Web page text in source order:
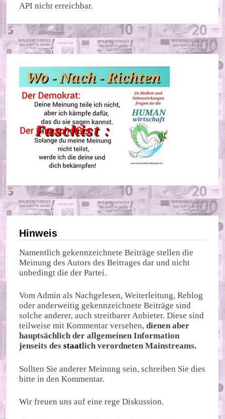
API nicht erreichbar.
Hinweis
Namentlich gekennzeichnete Beiträge stellen die
Meinung des Autors des Beitrages dar und nicht
unbedingt die der Partei.
Vom Admin als Nachgelesen, Weiterleitung, Reblog
oder anderweitig gekennzeichnete Beiträge sind
solche anderer, auch streitbarer Anbieter. Diese sind
teilweise mit Kommentar versehen,dienen aber
hauptsächlich der allgemeinen Information
jenseits desstaatlich verordneten Mainstreams.
Sollten Sie anderer Meinung sein, schreiben Sie dies
bitte in den Kommentar.
Wir freuen uns auf eine rege Diskussion.